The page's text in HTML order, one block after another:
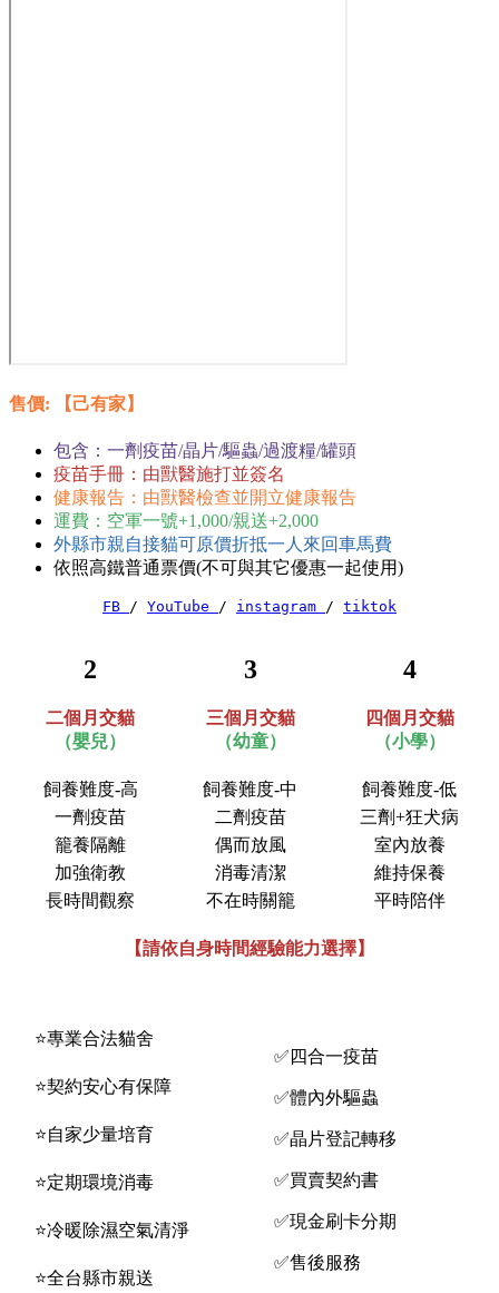
售價: 【己有家】
包含：一劑疫苗/晶片/驅蟲/過渡糧/罐頭
疫苗手冊：由獸醫施打並簽名
健康報告：由獸醫檢查並開立健康報告
運費：空軍一號+1,000/親送+2,000
外縣市親自接貓可原價折抵一人來回車馬費
依照高鐵普通票價(不可與其它優惠一起使用)
FB / YouTube / instagram / tiktok
2
二個月交貓
（嬰兒）
3
三個月交貓
（幼童）
4
四個月交貓
（小學）
飼養難度-高 飼養難度-中
飼養難度-低
一劑疫苗
二劑疫苗
三劑+狂犬病
籠養隔離
偶而放風
室內放養
加強衛教
消毒清潔
維持保養
長時間觀察
不在時關籠 平時陪伴
【請依自身時間經驗能力選擇】
⭐️專業合法貓舍
⭐️契約安心有保障
⭐️自家少量培育
⭐️定期環境消毒
⭐️冷暖除濕空氣清淨
⭐️全台縣市親送
✅四合一疫苗
✅體內外驅蟲
✅晶片登記轉移
✅買賣契約書
✅現金刷卡分期
✅售後服務